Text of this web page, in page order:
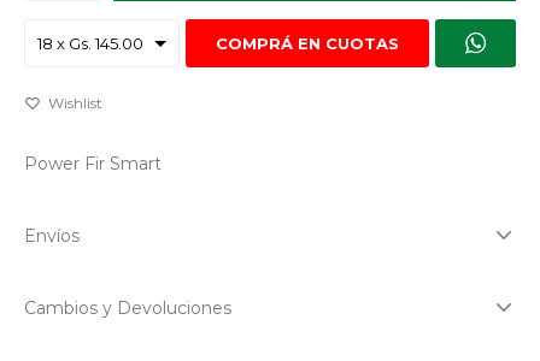
COMPRÁ EN CUOTAS
Power Fir Smart
Envíos
Cambios y Devoluciones